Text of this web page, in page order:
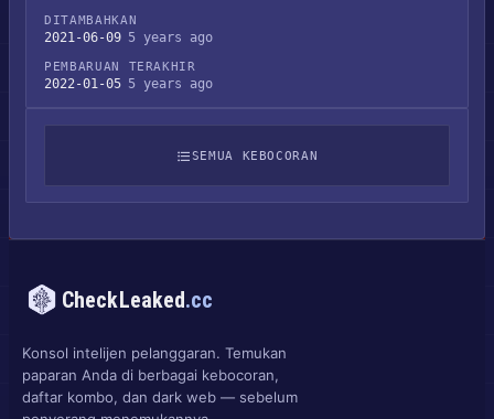
DITAMBAHKAN
2021-06-09 5 years ago
PEMBARUAN TERAKHIR
2022-01-05 5 years ago
SEMUA KEBOCORAN
CheckLeaked.cc
Konsol intelijen pelanggaran. Temukan
paparan Anda di berbagai kebocoran,
daftar kombo, dan dark web — sebelum